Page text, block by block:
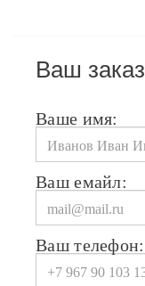
Ваш заказ
Ваше имя:
Ваш емайл:
Ваш телефон: